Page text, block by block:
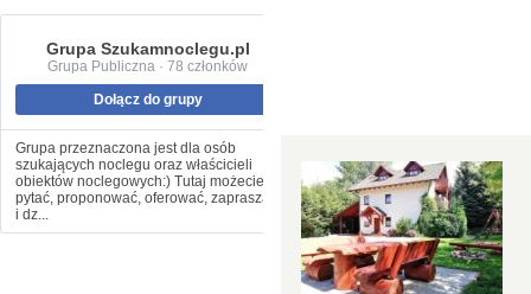
Grupa Szukamnoclegu.pl
Grupa Publiczna · 78 członków
Dołącz do grupy
Grupa przeznaczona jest dla osób
szukających noclegu oraz właścicieli
obiektów noclegowych:) Tutaj możecie
pytać, proponować, oferować, zapraszać
i dz...